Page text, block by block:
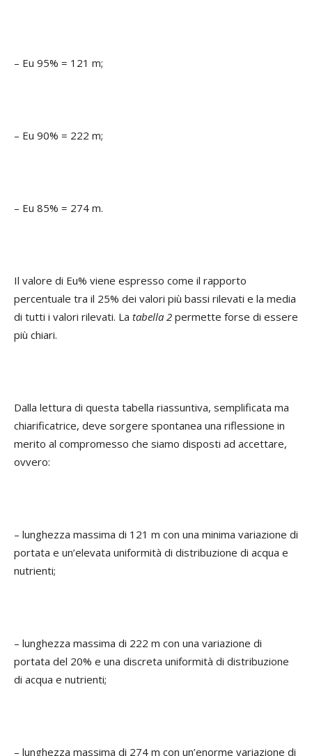
– Eu 95% = 121 m;
– Eu 90% = 222 m;
– Eu 85% = 274 m.
Il valore di Eu% viene espresso come il rapporto
percentuale tra il 25% dei valori più bassi rilevati e la media
di tutti i valori rilevati. La tabella 2 permette forse di essere
più chiari.
Dalla lettura di questa tabella riassuntiva, semplificata ma
chiarificatrice, deve sorgere spontanea una riflessione in
merito al compromesso che siamo disposti ad accettare,
ovvero:
– lunghezza massima di 121 m con una minima variazione di
portata e un’elevata uniformità di distribuzione di acqua e
nutrienti;
– lunghezza massima di 222 m con una variazione di
portata del 20% e una discreta uniformità di distribuzione
di acqua e nutrienti;
– lunghezza massima di 274 m con un’enorme variazione di